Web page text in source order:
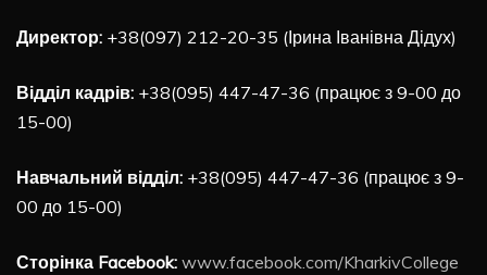
Директор: +38(097) 212-20-35 (Ірина Іванівна Дідух)
Відділ кадрів: +38(095) 447-47-36 (працює з 9-00 до
15-00)
Навчальний відділ: +38(095) 447-47-36 (працює з 9-
00 до 15-00)
Сторінка Facebook: www.facebook.com/KharkivCollege